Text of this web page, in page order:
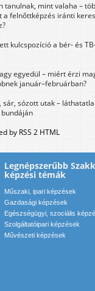
tanulnak, mint valaha –
a felnőttképzés iránti
kulcspozíció a bér- és
egyedül – miért érzi
január–februárban?
sár, sózott utak –
by RSS 2 HTML
Legnépszerűbb
képzési témák
Műszaki, ipari képzések
Gazdasági képzések
Egészségügyi, szociális
Szolgáltatóipari képzések
Művészeti képzések